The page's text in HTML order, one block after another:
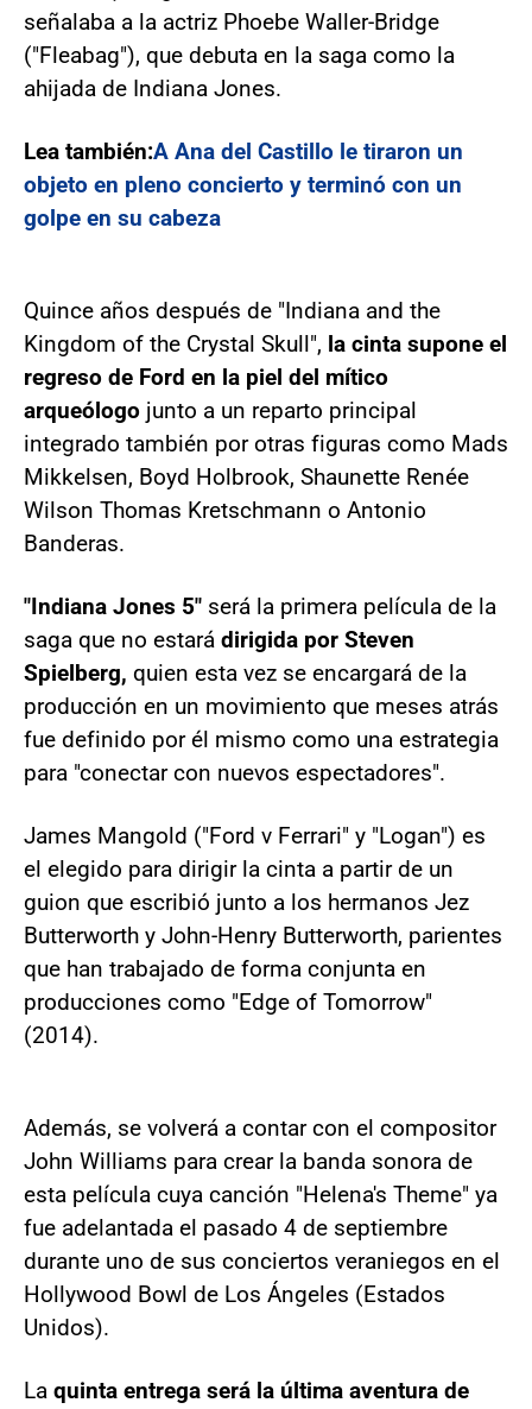
señalaba a la actriz Phoebe Waller-Bridge
("Fleabag"), que debuta en la saga como la
ahijada de Indiana Jones.
Lea también:A Ana del Castillo le tiraron un
objeto en pleno concierto y terminó con un
golpe en su cabeza
Quince años después de "Indiana and the
Kingdom of the Crystal Skull", la cinta supone el
regreso de Ford en la piel del mítico
arqueólogo junto a un reparto principal
integrado también por otras figuras como Mads
Mikkelsen, Boyd Holbrook, Shaunette Renée
Wilson Thomas Kretschmann o Antonio
Banderas.
"Indiana Jones 5" será la primera película de la
saga que no estará dirigida por Steven
Spielberg, quien esta vez se encargará de la
producción en un movimiento que meses atrás
fue definido por él mismo como una estrategia
para "conectar con nuevos espectadores".
James Mangold ("Ford v Ferrari" y "Logan") es
el elegido para dirigir la cinta a partir de un
guion que escribió junto a los hermanos Jez
Butterworth y John-Henry Butterworth, parientes
que han trabajado de forma conjunta en
producciones como "Edge of Tomorrow"
(2014).
Además, se volverá a contar con el compositor
John Williams para crear la banda sonora de
esta película cuya canción "Helena's Theme" ya
fue adelantada el pasado 4 de septiembre
durante uno de sus conciertos veraniegos en el
Hollywood Bowl de Los Ángeles (Estados
Unidos).
La quinta entrega será la última aventura de